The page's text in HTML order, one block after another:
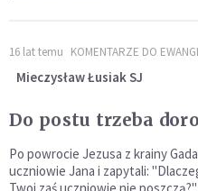
16 lat temu KOMENTARZE DO
Mieczysław Łusiak SJ
Do postu trzeba
Po powrocie Jezusa z krainy
uczniowie Jana i zapytali: